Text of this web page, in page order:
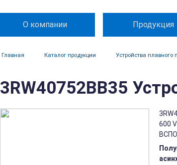
О компании Продукция
Главная Каталог продукции Устройства плавного
3RW40752BB35
600